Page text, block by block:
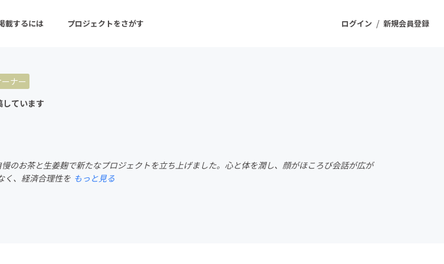
ログイン / 新規会員登録
載するには プロジェクトをさがす
プロジェクト
開発 フード・飲食店
ファッション
ナー
ています
慢のお茶と生姜麹で新たなプロジェクトを立ち上げました。心と体を潤し、顔がほころび会話が広が
く、経済合理性を もっと見る